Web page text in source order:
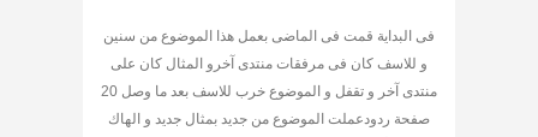
فى البداية قمت فى الماضى بعمل هذا الموضوع من سنين
و للاسف كان فى مرفقات منتدى آخرو المثال كان على
منتدى آخر و تقفل و الموضوع خرب للاسف بعد ما وصل 20
صفحة ردودعملت الموضوع من جديد بمثال جديد و الهاك